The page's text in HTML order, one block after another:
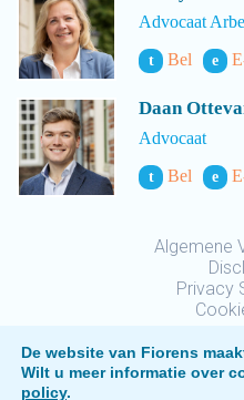
Advocaat
t Bel e
Daan
Advocaat
t Bel e
Algemene
Privacy
De website van Fiorens
Wilt u meer informatie over
policy.